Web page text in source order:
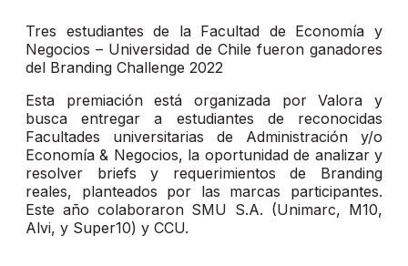
Tres estudiantes de la Facultad de Economía y
Negocios – Universidad de Chile fueron ganadores
del Branding Challenge 2022
Esta premiación está organizada por Valora y
busca entregar a estudiantes de reconocidas
Facultades universitarias de Administración y/o
Economía & Negocios, la oportunidad de analizar y
resolver briefs y requerimientos de Branding
reales, planteados por las marcas participantes.
Este año colaboraron SMU S.A. (Unimarc, M10,
Alvi, y Super10) y CCU.